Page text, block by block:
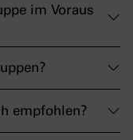
im Voraus
empfohlen?